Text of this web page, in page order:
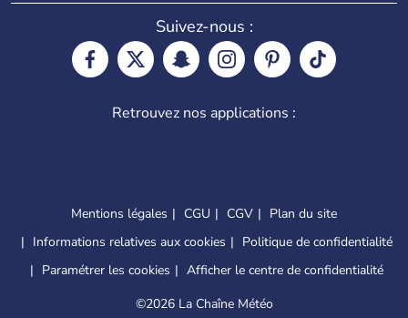
Suivez-nous :
Retrouvez nos applications :
Mentions légales CGU CGV
Plan du site
Informations relatives aux cookies
Politique de confidentialité
Paramétrer les cookies
Afficher le centre de confidentialité
©2026 La Chaîne Météo